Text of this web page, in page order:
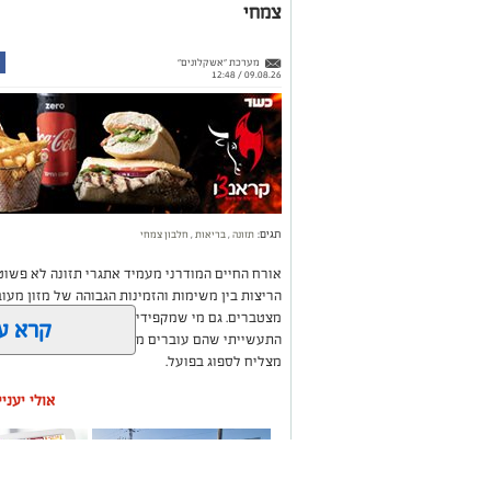
צמחי
מערכת "אשקלונים"
09.08.26 / 12:48
תגים: תזונה,בריאות, חלבון צמחי
אורח החיים המודרני מעמיד אתגרי תזונה לא
הריצות בין משימות והזמינות הגבוהה של מזון
מצטברים. גם מי שמקפידים על ארוחות מסודרות
התעשייתי שהם עוברים מפחיתים באופן משמעותי
מצליח לספוג בפועל.
כאשר חשים עייפות כרונית, ירידה ברמת
הנטייה הטבעית היא לחפש פתרונות מהירים. עם
קרא
אולי